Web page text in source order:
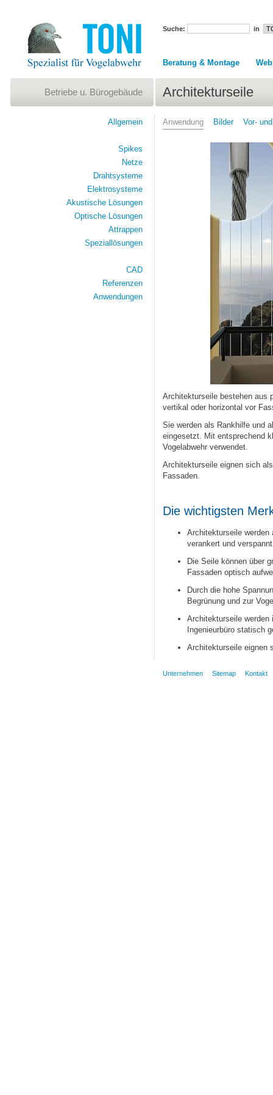
Suche: in
Beratung & Montage
Architekturseile
Anwendung Bilder Vor-
Architekturseile bestehen aus
vertikal oder horizontal vor
Sie werden als Rankhilfe und
eingesetzt. Mit entsprechend
Vogelabwehr verwendet.
Architekturseile eignen sich
Fassaden.
Die wichtigsten
Architekturseile werden
verankert und
Die Seile können über
Fassaden optisch
Durch die hohe
Begrünung und zur
Architekturseile werden
Ingenieurbüro statisch
Architekturseile eignen
Betriebe u. Bürogebäude
Allgemein
Spikes
Netze
Drahtsysteme
Elektrosysteme
Akustische Lösungen
Optische Lösungen
Attrappen
Speziallösungen
CAD
Referenzen
Anwendungen
Unternehmen Sitemap Kontakt